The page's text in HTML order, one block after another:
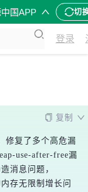
国APP 切
登录
复制
修复了多个高危漏
use-after-free漏
消息问题，
存无限制增长问